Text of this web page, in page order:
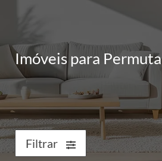
Imóveis para Permuta
Filtrar